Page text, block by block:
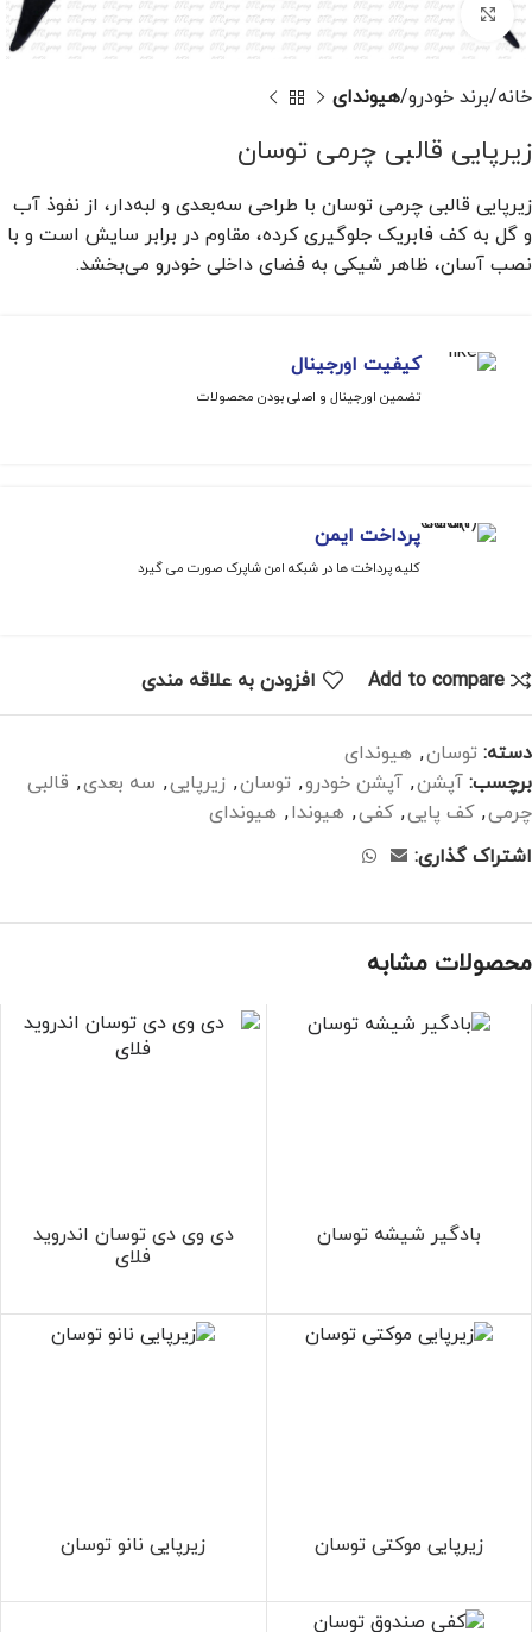
برای بزرگنمایی کلیک کنید
خانه برند خودرو هیوندای
زیرپایی قالبی چرمی توسان
زیرپایی قالبی چرمی توسان با طراحی سه‌بعدی و لبه‌دار، از نفوذ آب
و گل به کف فابریک جلوگیری کرده، مقاوم در برابر سایش است و با
نصب آسان، ظاهر شیکی به فضای داخلی خودرو می‌بخشد.
کیفیت اورجینال
تضمین اورجینال و اصلی بودن محصولات
پرداخت ایمن
کلیه پرداخت ها در شبکه امن شاپرک صورت می گیرد
Add to compare افزودن به علاقه مندی
دسته: توسان, هیوندای
برچسب: آپشن, آپشن خودرو, توسان, زیرپایی, سه بعدی, قالبی
چرمی, کف پایی, کفی, هیوندا, هیوندای
اشتراک گذاری:
محصولات مشابه
بادگیر شیشه توسان
دی وی دی توسان اندروید
فلای
زیرپایی موکتی توسان زیرپایی نانو توسان